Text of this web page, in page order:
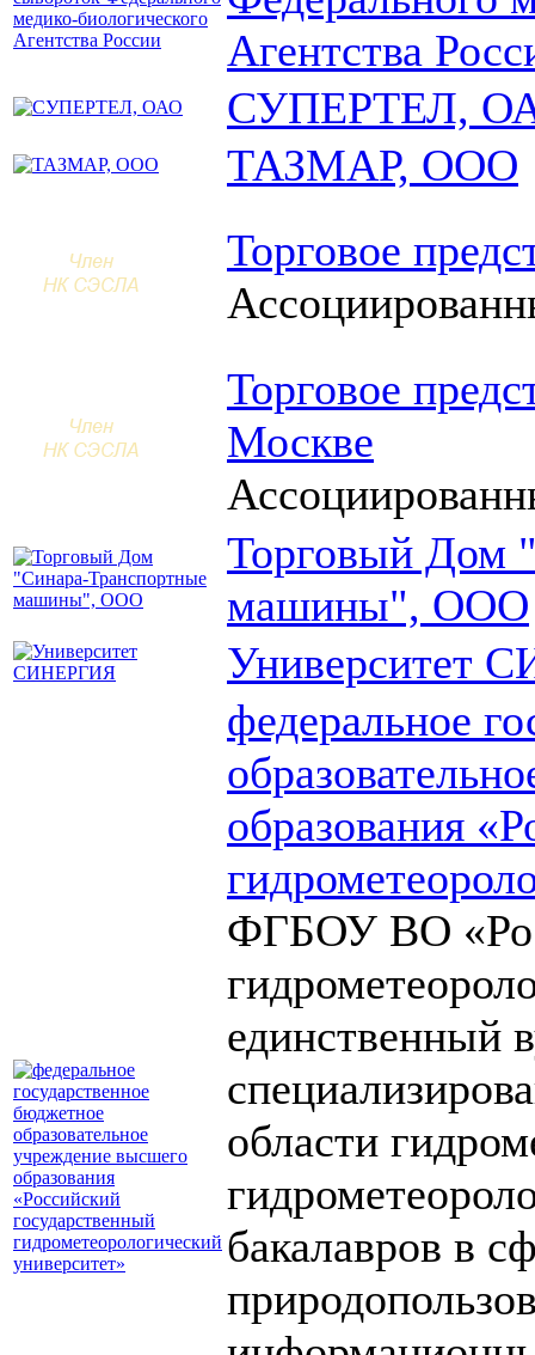
Агентства
СУПЕРТЕЛ,
ТАЗМАР, ООО
Торговое
Торговое
Москве
Торговый Дом
машины", ООО
Университет
федеральное
образования
ФГБОУ ВО
единственный
области
бакалавров в